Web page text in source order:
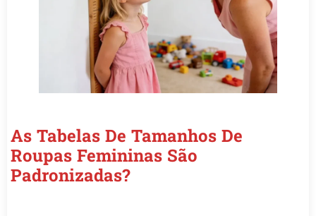
As Tabelas De Tamanhos De
Roupas Femininas São
Padronizadas?